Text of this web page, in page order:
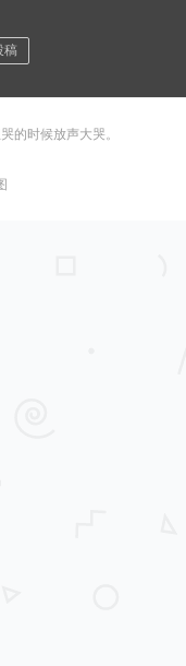
稿
的时候放声大哭。